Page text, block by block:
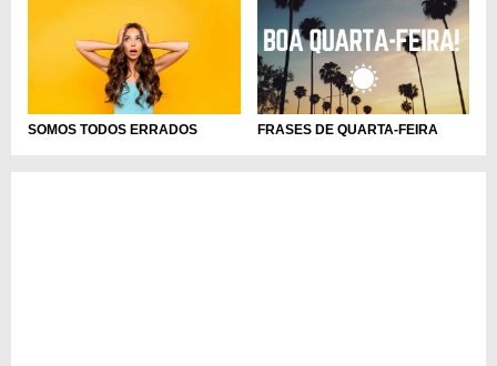
SOMOS TODOS ERRADOS FRASES DE QUARTA-FEIRA